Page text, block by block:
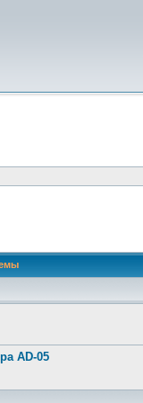
AD-05